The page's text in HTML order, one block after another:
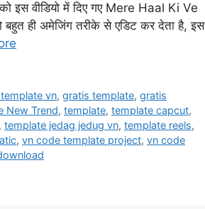
इस वीडियो में दिए गए Mere Haal Ki Ve
ही अमेजिंग तरीके से एडिट कर देता है, इस
vn,gratis template,gratis
New Trend, template, template capcut,
, template jedag jedug vn, template reels,
, vn code template project, vn code